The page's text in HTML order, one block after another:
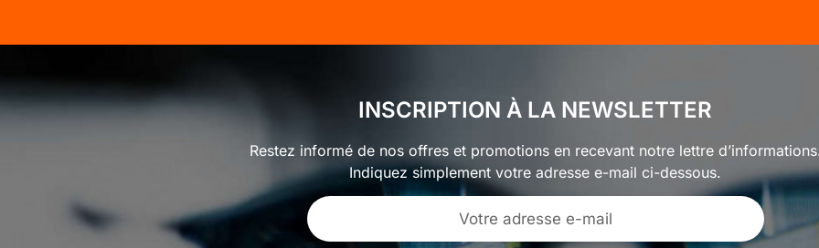
INSCRIPTION À LA NEWSLETTER
Restez informé de nos offres et promotions en recevant notre lettre
Indiquez simplement votre adresse e-mail ci-dessous.